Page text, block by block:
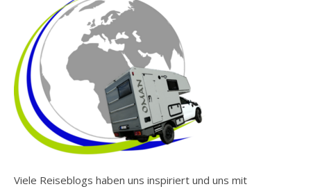
Viele Reiseblogs haben uns inspiriert und uns mit